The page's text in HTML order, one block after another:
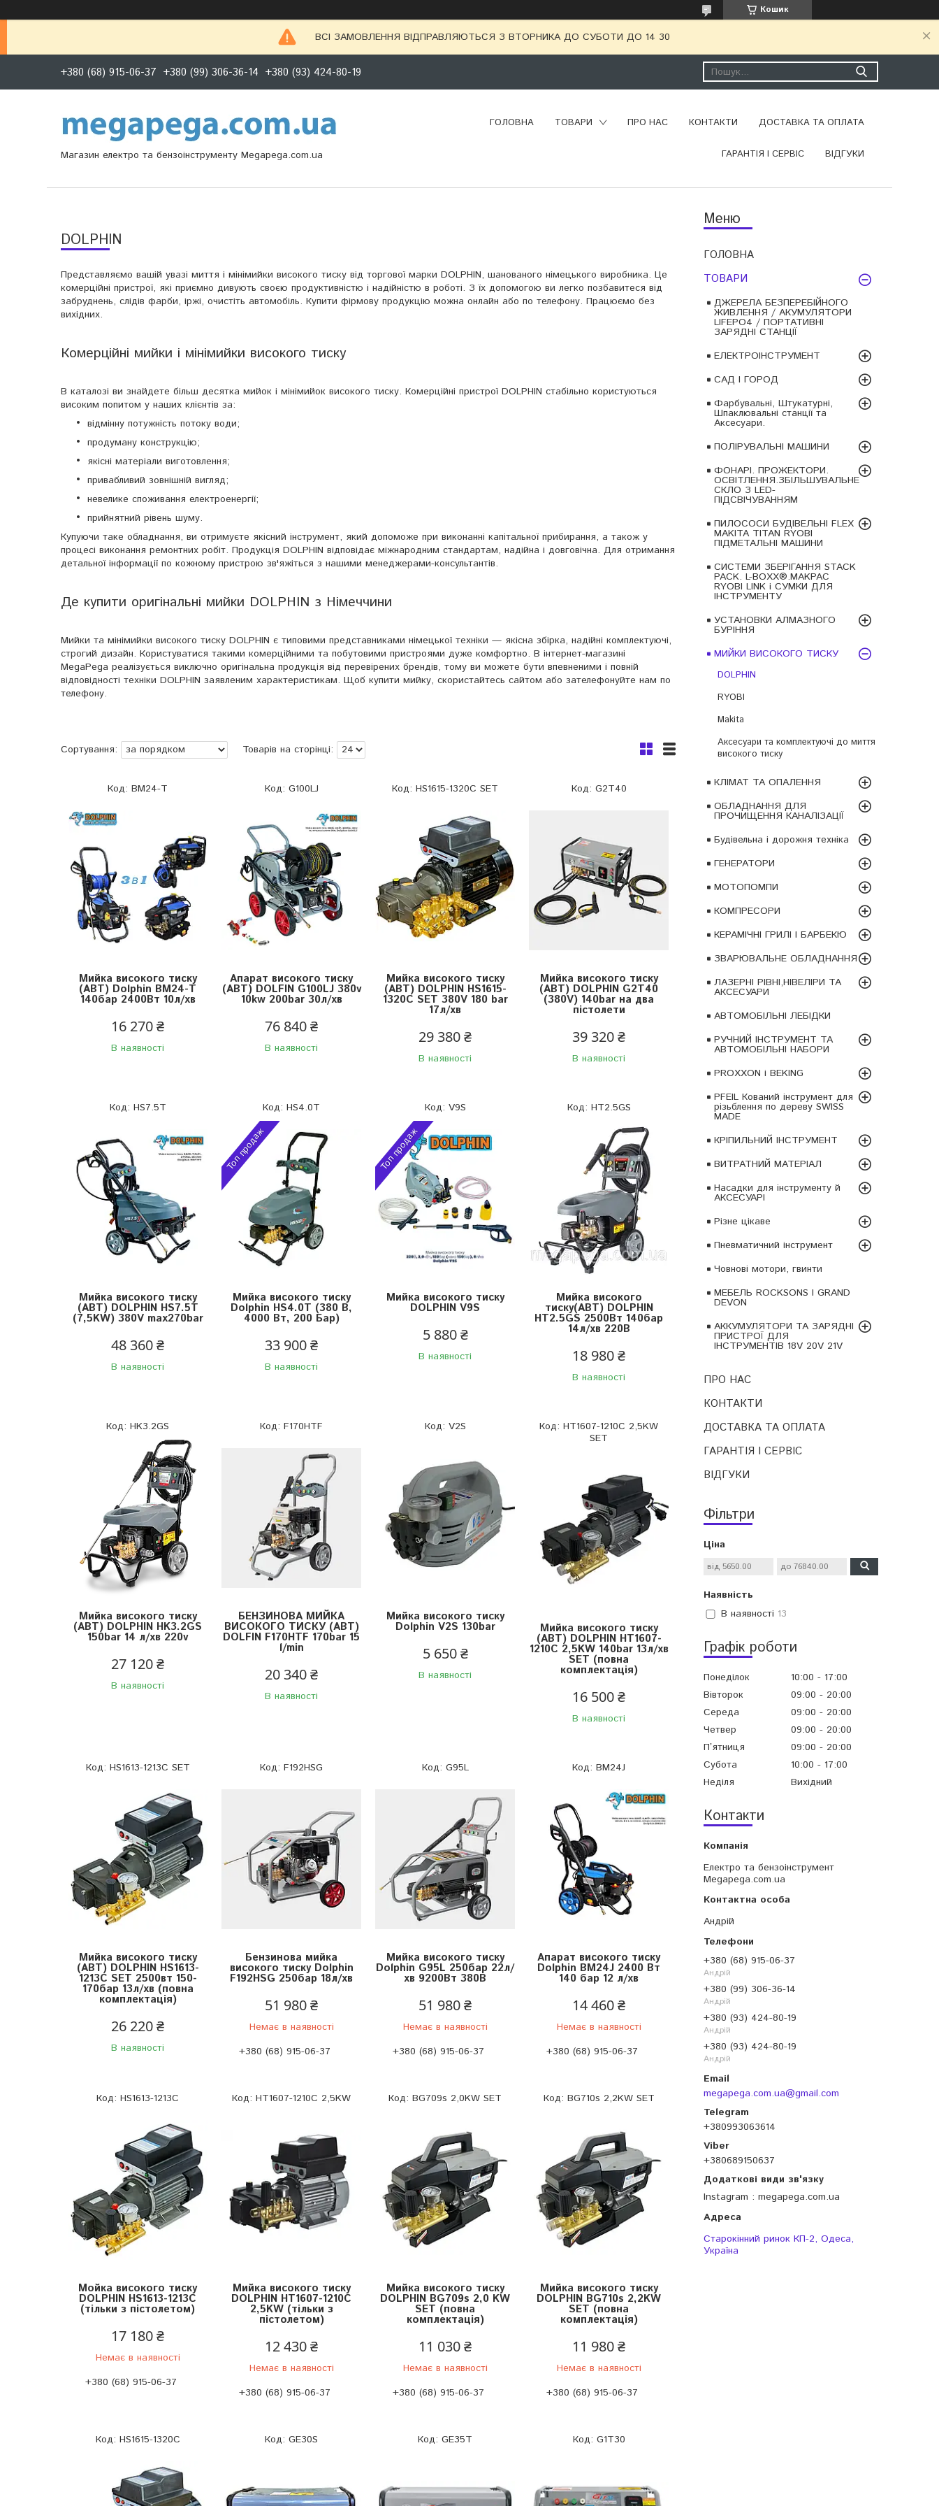
Кошик
ВСІ ЗАМОВЛЕННЯ ВІДПРАВЛЯЮТЬСЯ З ВТОРНИКА ДО СУБОТИ ДО 14 30
+380 (68) 915-06-37 +380 (99) 306-36-14 +380 (93) 424-80-19
Магазин електро та бензоінструменту Megapega.com.ua
ГОЛОВНА ТОВАРИ ПРО НАС КОНТАКТИ ДОСТАВКА ТА ОПЛАТА
ГАРАНТІЯ І СЕРВІС ВІДГУКИ
ГОЛОВНА
ТОВАРИ
ДЖЕРЕЛА БЕЗПЕРЕБІЙНОГО
ЖИВЛЕННЯ / АКУМУЛЯТОРИ
LIFEPO4 / ПОРТАТИВНІ
ЗАРЯДНІ СТАНЦІЇ
ЕЛЕКТРОІНСТРУМЕНТ
САД І ГОРОД
Фарбувальні, Штукатурні,
Шпаклювальні станції та
Аксесуари.
ПОЛІРУВАЛЬНІ МАШИНИ
ФОНАРІ. ПРОЖЕКТОРИ.
ОСВІТЛЕННЯ.ЗБІЛЬШУВАЛЬНЕ
СКЛО З LED-
ПІДСВІЧУВАННЯМ
ПИЛОСОСИ БУДІВЕЛЬНІ FLEX
MAKITA TITAN RYOBI
ПІДМЕТАЛЬНІ МАШИНИ
СИСТЕМИ ЗБЕРІГАННЯ STACK
PACK. L-BOXX®.MAKPAC
RYOBI LINK і СУМКИ ДЛЯ
ІНСТРУМЕНТУ
УСТАНОВКИ АЛМАЗНОГО
БУРІННЯ
МИЙКИ ВИСОКОГО ТИСКУ
DOLPHIN
RYOBI
Makita
Аксесуари та комплектуючі до миття
високого тиску
КЛІМАТ ТА ОПАЛЕННЯ
ОБЛАДНАННЯ ДЛЯ
ПРОЧИЩЕННЯ КАНАЛІЗАЦІЇ
Будівельна і дорожня техніка
ГЕНЕРАТОРИ
МОТОПОМПИ
КОМПРЕСОРИ
КЕРАМІЧНІ ГРИЛІ І БАРБЕКЮ
ЗВАРЮВАЛЬНЕ ОБЛАДНАННЯ
ЛАЗЕРНІ РІВНІ,НІВЕЛІРИ ТА
АКСЕСУАРИ
АВТОМОБІЛЬНІ ЛЕБІДКИ
РУЧНИЙ ІНСТРУМЕНТ ТА
АВТОМОБІЛЬНІ НАБОРИ
PROXXON і BEKING
PFEIL Кований інструмент для
різьблення по дереву SWISS
MADE
КРІПИЛЬНИЙ ІНСТРУМЕНТ
ВИТРАТНИЙ МАТЕРІАЛ
Насадки для інструменту й
АКСЕСУАРІ
Різне цікаве
Пневматичний інструмент
Човнові мотори, гвинти
МЕБЕЛЬ ROCKSONS І GRAND
DEVON
АККУМУЛЯТОРИ ТА ЗАРЯДНІ
ПРИСТРОЇ ДЛЯ
ІНСТРУМЕНТІВ 18V 20V 21V
ПРО НАС
КОНТАКТИ
ДОСТАВКА ТА ОПЛАТА
ГАРАНТІЯ І СЕРВІС
ВІДГУКИ
Фільтри
Ціна
Наявність
В наявності 13
Графік роботи
Понеділок 10:00
17:00
Вівторок
09:00
20:00
Середа
09:00
20:00
Четвер
09:00
20:00
Пʼятниця
09:00
20:00
Субота
10:00
17:00
Неділя
Вихідний
Контакти
Електро та бензоінструмент
Megapega.com.ua
Андрій
+380 (68) 915-06-37
Андрій
+380 (99) 306-36-14
Андрій
+380 (93) 424-80-19
Андрій
+380 (93) 424-80-19
Андрій
megapega.com.ua@gmail.com
+380993063614
+380689150637
Instagram megapega.com.ua
Старокінний ринок КП-2, Одеса,
Україна
DOLPHIN
Представляємо вашій увазі миття і мінімийки високого тиску від торгової марки DOLPHIN, шанованого німецького виробника. Це
комерційні пристрої, які приємно дивують своєю продуктивністю і надійністю в роботі. З їх допомогою ви легко позбавитеся від
забруднень, слідів фарби, іржі, очистіть автомобіль. Купити фірмову продукцію можна онлайн або по телефону. Працюємо без
вихідних.
Комерційні мийки і мінімийки високого тиску
В каталозі ви знайдете більш десятка мийок і мінімийок високого тиску. Комерційні пристрої DOLPHIN стабільно користуються
високим попитом у наших клієнтів за:
відмінну потужність потоку води;
продуману конструкцію;
якісні матеріали виготовлення;
привабливий зовнішній вигляд;
невелике споживання електроенергії;
прийнятний рівень шуму.
Купуючи таке обладнання, ви отримуєте якісний інструмент, який допоможе при виконанні капітальної прибирання, а також у
процесі виконання ремонтних робіт. Продукція DOLPHIN відповідає міжнародним стандартам, надійна і довговічна. Для отримання
детальної інформації по кожному пристрою зв'яжіться з нашими менеджерами-консультантів.
Де купити оригінальні мийки DOLPHIN з Німеччини
Мийки та мінімийки високого тиску DOLPHIN є типовими представниками німецької техніки — якісна збірка, надійні комплектуючі,
строгий дизайн. Користуватися такими комерційними та побутовими пристроями дуже комфортно. В інтернет-магазині
MegaPega реалізується виключно оригінальна продукція від перевірених брендів, тому ви можете бути впевненими і повній
відповідності техніки DOLPHIN заявленим характеристикам. Щоб купити мийку, скористайтесь сайтом або зателефонуйте нам по
телефону.
BM24-T
Мийка високого тиску
(АВТ) Dolphin BM24-T
140бар 2400Вт 10л/хв
16 270 ₴
В наявності
G100LJ
Апарат високого тиску
(АВТ) DOLFIN G100LJ 380v
10kw 200bar 30л/хв
76 840 ₴
В наявності
HS1615-1320C SET
Мийка високого тиску
(АВТ) DOLPHIN HS1615-
1320C SET 380V 180 bar
17л/хв
29 380 ₴
В наявності
G2T40
Мийка високого тиску
(АВТ) DOLPHIN G2T40
(380V) 140bar на два
пістолети
39 320 ₴
В наявності
HS7.5T
Мийка високого тиску
(АВТ) DOLPHIN HS7.5T
(7,5KW) 380V max270bar
48 360 ₴
В наявності
HS4.0T
Топ продаж
Мийка високого тиску
Dolphin HS4.0T (380 В,
4000 Вт, 200 Бар)
33 900 ₴
В наявності
V9S
Топ продаж
Мийка високого тиску
DOLPHIN V9S
5 880 ₴
В наявності
HT2.5GS
Мийка високого
тиску(АВТ) DOLPHIN
HT2.5GS 2500Вт 140бар
14л/хв 220В
18 980 ₴
В наявності
HK3.2GS
Мийка високого тиску
(АВТ) DOLPHIN HK3.2GS
150bar 14 л/хв 220v
27 120 ₴
В наявності
F170HTF
БЕНЗИНОВА МИЙКА
ВИСОКОГО ТИСКУ (АВТ)
DOLFIN F170HTF 170bar 15
l/min
20 340 ₴
В наявності
V2S
Мийка високого тиску
Dolphin V2S 130bar
5 650 ₴
В наявності
HT1607-1210C 2,5KW
SET
Мийка високого тиску
(АВТ) DOLPHIN HT1607-
1210C 2,5KW 140bar 13л/хв
SET (повна
комплектація)
16 500 ₴
В наявності
HS1613-1213C SET
Мийка високого тиску
(АВТ) DOLPHIN HS1613-
1213C SET 2500вт 150-
170бар 13л/хв (повна
комплектація)
26 220 ₴
В наявності
F192HSG
Бензинова мийка
високого тиску Dolphin
F192HSG 250бар 18л/хв
51 980 ₴
Немає в наявності
+380 (68) 915-06-37
G95L
Мийка високого тиску
Dolphin G95L 250бар 22л/
хв 9200Вт 380В
51 980 ₴
Немає в наявності
+380 (68) 915-06-37
BM24J
Апарат високого тиску
Dolphin BM24J 2400 Вт
140 бар 12 л/хв
14 460 ₴
Немає в наявності
+380 (68) 915-06-37
HS1613-1213C
Мойка високого тиску
DOLPHIN HS1613-1213C
(тільки з пістолетом)
17 180 ₴
Немає в наявності
+380 (68) 915-06-37
HT1607-1210C 2,5KW
Мийка високого тиску
DOLPHIN HT1607-1210C
2,5KW (тільки з
пістолетом)
12 430 ₴
Немає в наявності
+380 (68) 915-06-37
BG709s 2,0KW SET
Мийка високого тиску
DOLPHIN BG709s 2,0 KW
SET (повна
комплектація)
11 030 ₴
Немає в наявності
+380 (68) 915-06-37
BG710s 2,2KW SET
Мийка високого тиску
DOLPHIN BG710s 2,2KW
SET (повна
комплектація)
11 980 ₴
Немає в наявності
+380 (68) 915-06-37
HS1615-1320C GE30S GE35T G1T30